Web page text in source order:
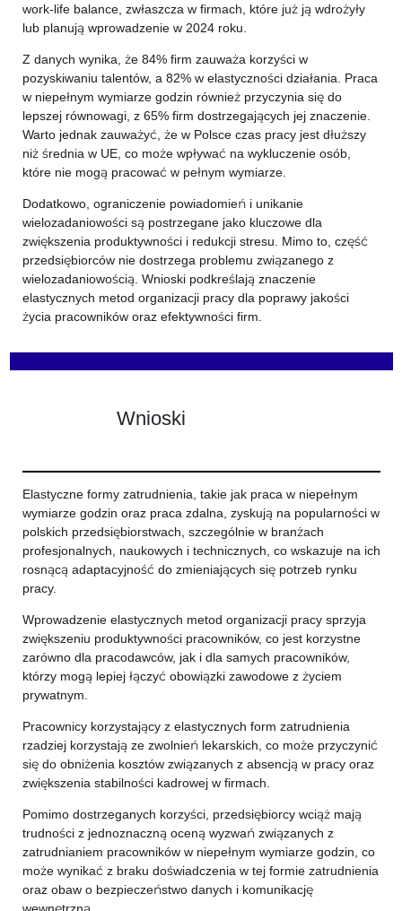
work-life balance, zwłaszcza w firmach, które już ją wdrożyły
lub planują wprowadzenie w 2024 roku.
Z danych wynika, że 84% firm zauważa korzyści w
pozyskiwaniu talentów, a 82% w elastyczności działania. Praca
w niepełnym wymiarze godzin również przyczynia się do
lepszej równowagi, z 65% firm dostrzegających jej znaczenie.
Warto jednak zauważyć, że w Polsce czas pracy jest dłuższy
niż średnia w UE, co może wpływać na wykluczenie osób,
które nie mogą pracować w pełnym wymiarze.
Dodatkowo, ograniczenie powiadomień i unikanie
wielozadaniowości są postrzegane jako kluczowe dla
zwiększenia produktywności i redukcji stresu. Mimo to, część
przedsiębiorców nie dostrzega problemu związanego z
wielozadaniowością. Wnioski podkreślają znaczenie
elastycznych metod organizacji pracy dla poprawy jakości
życia pracowników oraz efektywności firm.
Wnioski
Elastyczne formy zatrudnienia, takie jak praca w niepełnym
wymiarze godzin oraz praca zdalna, zyskują na popularności w
polskich przedsiębiorstwach, szczególnie w branżach
profesjonalnych, naukowych i technicznych, co wskazuje na ich
rosnącą adaptacyjność do zmieniających się potrzeb rynku
pracy.
Wprowadzenie elastycznych metod organizacji pracy sprzyja
zwiększeniu produktywności pracowników, co jest korzystne
zarówno dla pracodawców, jak i dla samych pracowników,
którzy mogą lepiej łączyć obowiązki zawodowe z życiem
prywatnym.
Pracownicy korzystający z elastycznych form zatrudnienia
rzadziej korzystają ze zwolnień lekarskich, co może przyczynić
się do obniżenia kosztów związanych z absencją w pracy oraz
zwiększenia stabilności kadrowej w firmach.
Pomimo dostrzeganych korzyści, przedsiębiorcy wciąż mają
trudności z jednoznaczną oceną wyzwań związanych z
zatrudnianiem pracowników w niepełnym wymiarze godzin, co
może wynikać z braku doświadczenia w tej formie zatrudnienia
oraz obaw o bezpieczeństwo danych i komunikację